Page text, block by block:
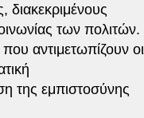
των πολιτών.
αντιμετωπίζουν οι
της εμπιστοσύνης